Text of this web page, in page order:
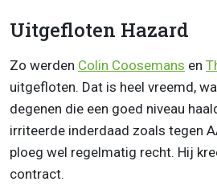
Uitgefloten Hazard
Zo werden Colin Coosemans en
uitgefloten. Dat is heel vreemd,
degenen die een goed niveau
irriteerde inderdaad zoals tegen
ploeg wel regelmatig recht. Hij
contract.